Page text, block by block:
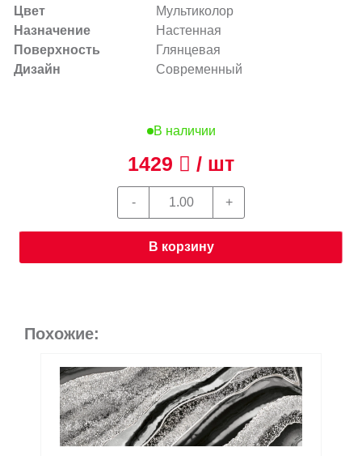
Цвет
Мультиколор
Назначение
Настенная
Поверхность
Глянцевая
Дизайн
Современный
В наличии
1429 / шт
В корзину
Похожие: